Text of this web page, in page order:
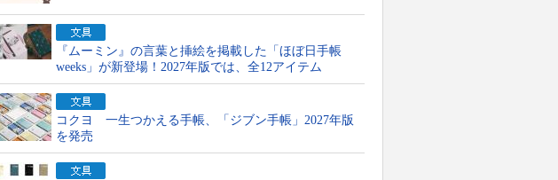
『ムーミン』の言葉と挿絵を掲載した「ほぼ日手帳
weeks」が新登場！2027年版では、全12アイテム
コクヨ 一生つかえる手帳、「ジブン手帳」2027年版
を発売